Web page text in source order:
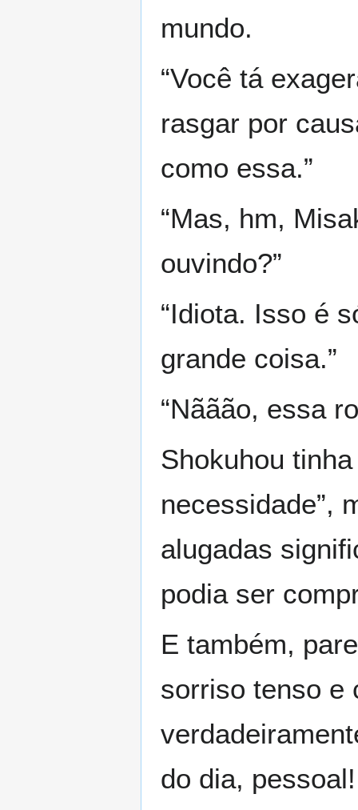
mundo.
“Você tá
rasgar por
como essa.”
“Mas, hm,
ouvindo?”
“Idiota. Isso é
grande coisa.”
“Nããão, essa
Shokuhou
necessidade”,
alugadas
podia ser
E também,
sorriso tenso e
do dia,